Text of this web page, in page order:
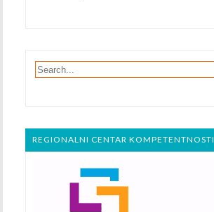
REGIONALNI CENTAR KOMPETENTNOSTI